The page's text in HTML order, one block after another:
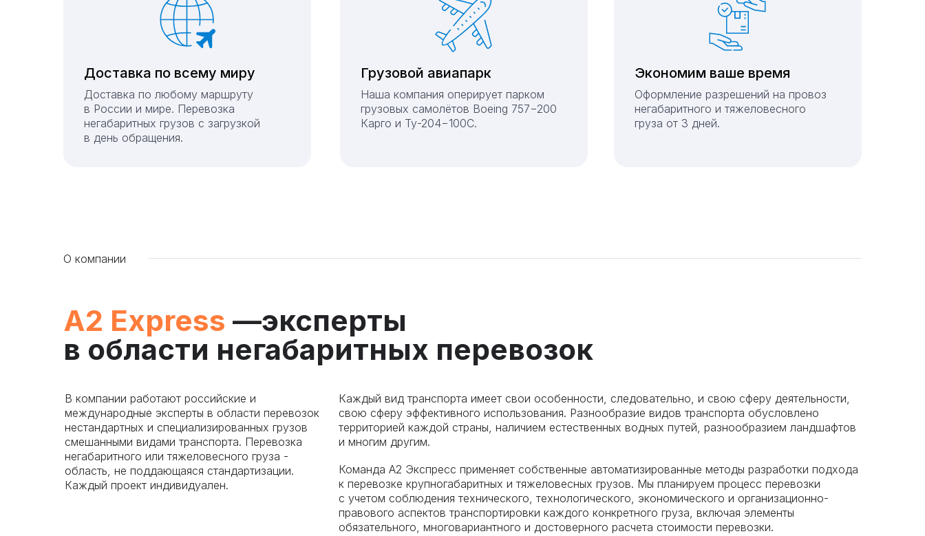
Оформление разрешений на провоз
негабаритного и тяжеловесного
груза от 3 дней.
Наша компания оперирует парком
грузовых самолётов Boeing 757−200
Карго и Ту-204−100C.
Доставка по любому маршруту
в России и мире. Перевозка
негабаритных грузов с загрузкой
в день обращения.
Грузовой авиапарк
Доставка по всему миру Экономим ваше время
О компании
А2 Express —эксперты
в области негабаритных перевозок
Каждый вид транспорта имеет свои особенности, следовательно, и свою сферу деятельности,
свою сферу эффективного использования. Разнообразие видов транспорта обусловлено
территорией каждой страны, наличием естественных водных путей, разнообразием ландшафтов
и многим другим.
Команда А2 Экспресс применяет собственные автоматизированные методы разработки подхода
к перевозке крупногабаритных и тяжеловесных грузов. Мы планируем процесс перевозки
с учетом соблюдения технического, технологического, экономического и организационно-
правового аспектов транспортировки каждого конкретного груза, включая элементы
обязательного, многовариантного и достоверного расчета стоимости перевозки.
В компании работают российские и
международные эксперты в области перевозок
нестандартных и специализированных грузов
смешанными видами транспорта. Перевозка
негабаритного или тяжеловесного груза -
область, не поддающаяся стандартизации.
Каждый проект индивидуален.